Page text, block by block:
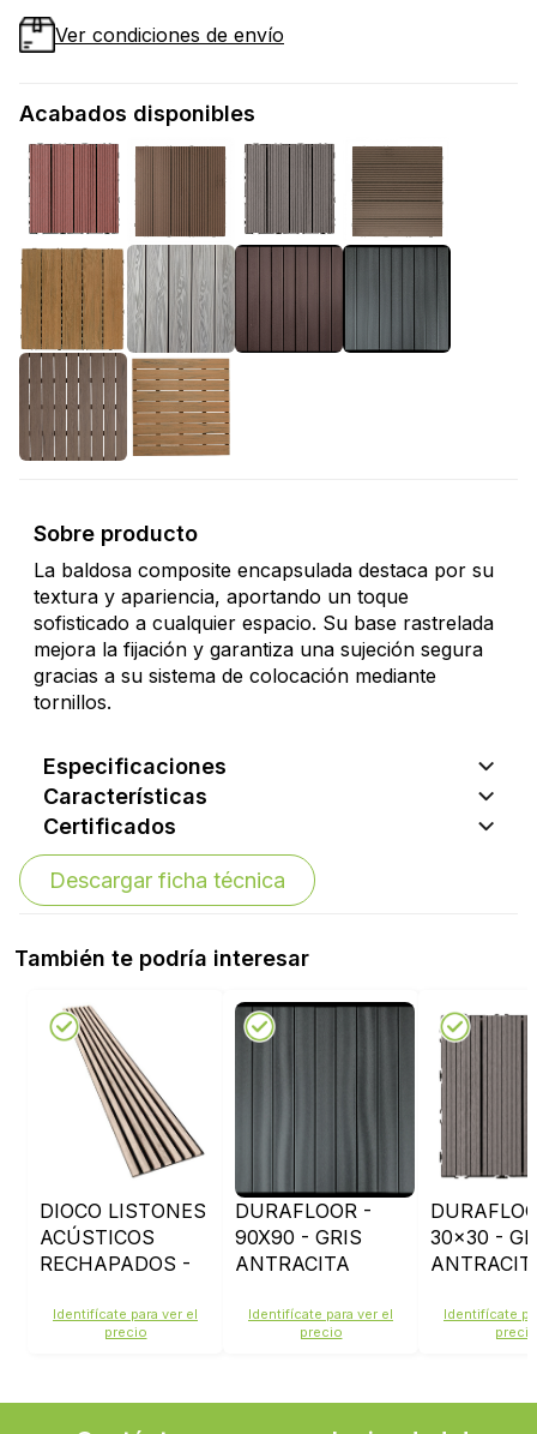
Ver condiciones de envío
Acabados disponibles
Sobre producto
La baldosa composite encapsulada destaca por su
textura y apariencia, aportando un toque
sofisticado a cualquier espacio. Su base rastrelada
mejora la fijación y garantiza una sujeción segura
gracias a su sistema de colocación mediante
tornillos.
Especificaciones
Características
Certificados
Descargar ficha técnica
También te podría interesar
DIOCO LISTONES
ACÚSTICOS
RECHAPADOS -
Identifícate para ver el
precio
DURAFLOOR -
90X90 - GRIS
ANTRACITA
Identifícate para ver el
precio
30x30 -
Identifícate
precio